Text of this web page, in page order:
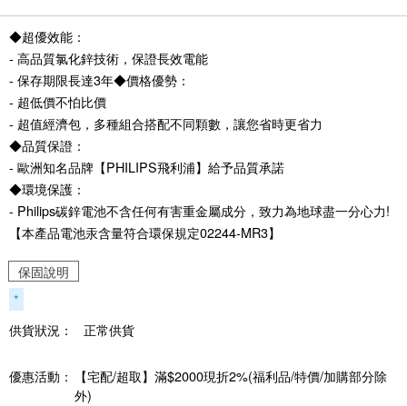
◆超優效能：
- 高品質氯化鋅技術，保證長效電能
- 保存期限長達3年◆價格優勢：
- 超低價不怕比價
- 超值經濟包，多種組合搭配不同顆數，讓您省時更省力
◆品質保證：
- 歐洲知名品牌【PHILIPS飛利浦】給予品質承諾
◆環境保護：
- Philips碳鋅電池不含任何有害重金屬成分，致力為地球盡一分心力!
【本產品電池汞含量符合環保規定02244-MR3】
保固說明
*
供貨狀況：
正常供貨
優惠活動：
【宅配/超取】滿$2000現折2%(福利品/特價/加購部分除
外)